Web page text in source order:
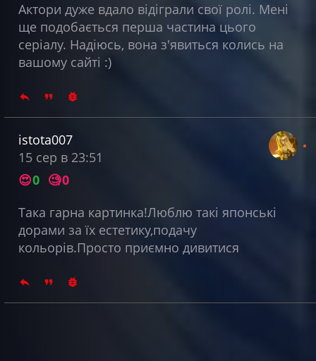
Актори дуже вдало відіграли свої ролі. Мені
ще подобається перша частина цього
серіалу. Надіюсь, вона з'явиться колись на
вашому сайті :)
istota007
15 сер в 23:51
😍0 🧐0
Така гарна картинка!Люблю такі японські
дорами за їх естетику,подачу
кольорів.Просто приємно дивитися